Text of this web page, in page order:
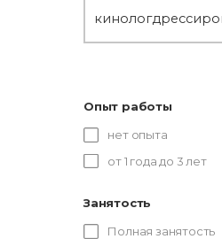
Опыт работы
нет опыта
от 1 года до 3 лет
Занятость
Полная занятость